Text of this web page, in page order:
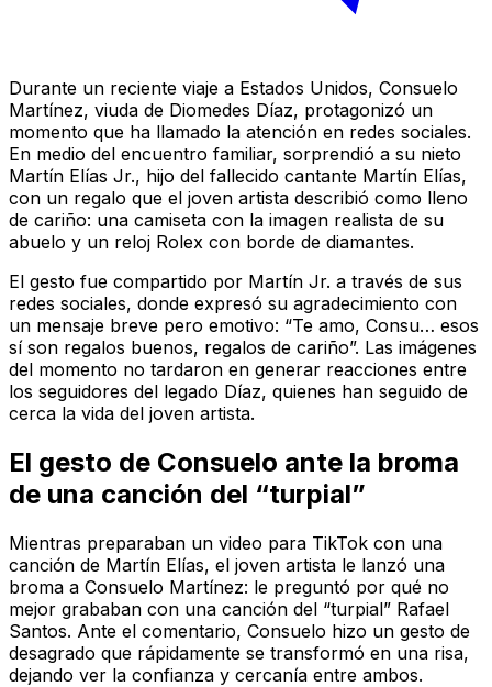
Durante un reciente viaje a Estados Unidos, Consuelo
Martínez, viuda de Diomedes Díaz, protagonizó un
momento que ha llamado la atención en redes sociales.
En medio del encuentro familiar, sorprendió a su nieto
Martín Elías Jr., hijo del fallecido cantante Martín Elías,
con un regalo que el joven artista describió como lleno
de cariño: una camiseta con la imagen realista de su
abuelo y un reloj Rolex con borde de diamantes.
El gesto fue compartido por Martín Jr. a través de sus
redes sociales, donde expresó su agradecimiento con
un mensaje breve pero emotivo: “Te amo, Consu… esos
sí son regalos buenos, regalos de cariño”. Las imágenes
del momento no tardaron en generar reacciones entre
los seguidores del legado Díaz, quienes han seguido de
cerca la vida del joven artista.
El gesto de Consuelo ante la broma
de una canción del “turpial”
Mientras preparaban un video para TikTok con una
canción de Martín Elías, el joven artista le lanzó una
broma a Consuelo Martínez: le preguntó por qué no
mejor grababan con una canción del “turpial” Rafael
Santos. Ante el comentario, Consuelo hizo un gesto de
desagrado que rápidamente se transformó en una risa,
dejando ver la confianza y cercanía entre ambos.